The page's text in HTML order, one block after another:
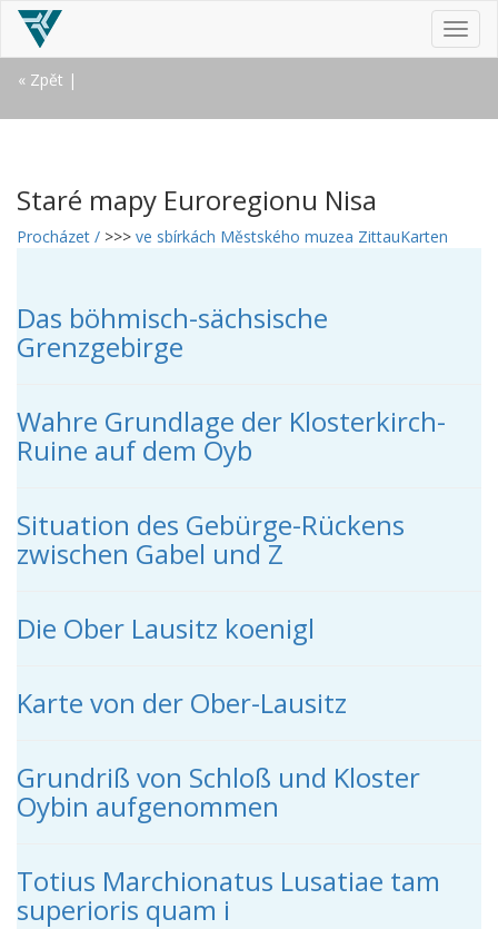
« Zpět |
Staré mapy Euroregionu Nisa
Procházet / >>> ve sbírkách Městského muzea ZittauKarten
Das böhmisch-sächsische
Grenzgebirge
Wahre Grundlage der Klosterkirch-
Ruine auf dem Oyb
Situation des Gebürge-Rückens
zwischen Gabel und Z
Die Ober Lausitz koenigl
Karte von der Ober-Lausitz
Grundriß von Schloß und Kloster
Oybin aufgenommen
Totius Marchionatus Lusatiae tam
superioris quam i